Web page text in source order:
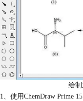
绘
1、使用ChemDraw Prime